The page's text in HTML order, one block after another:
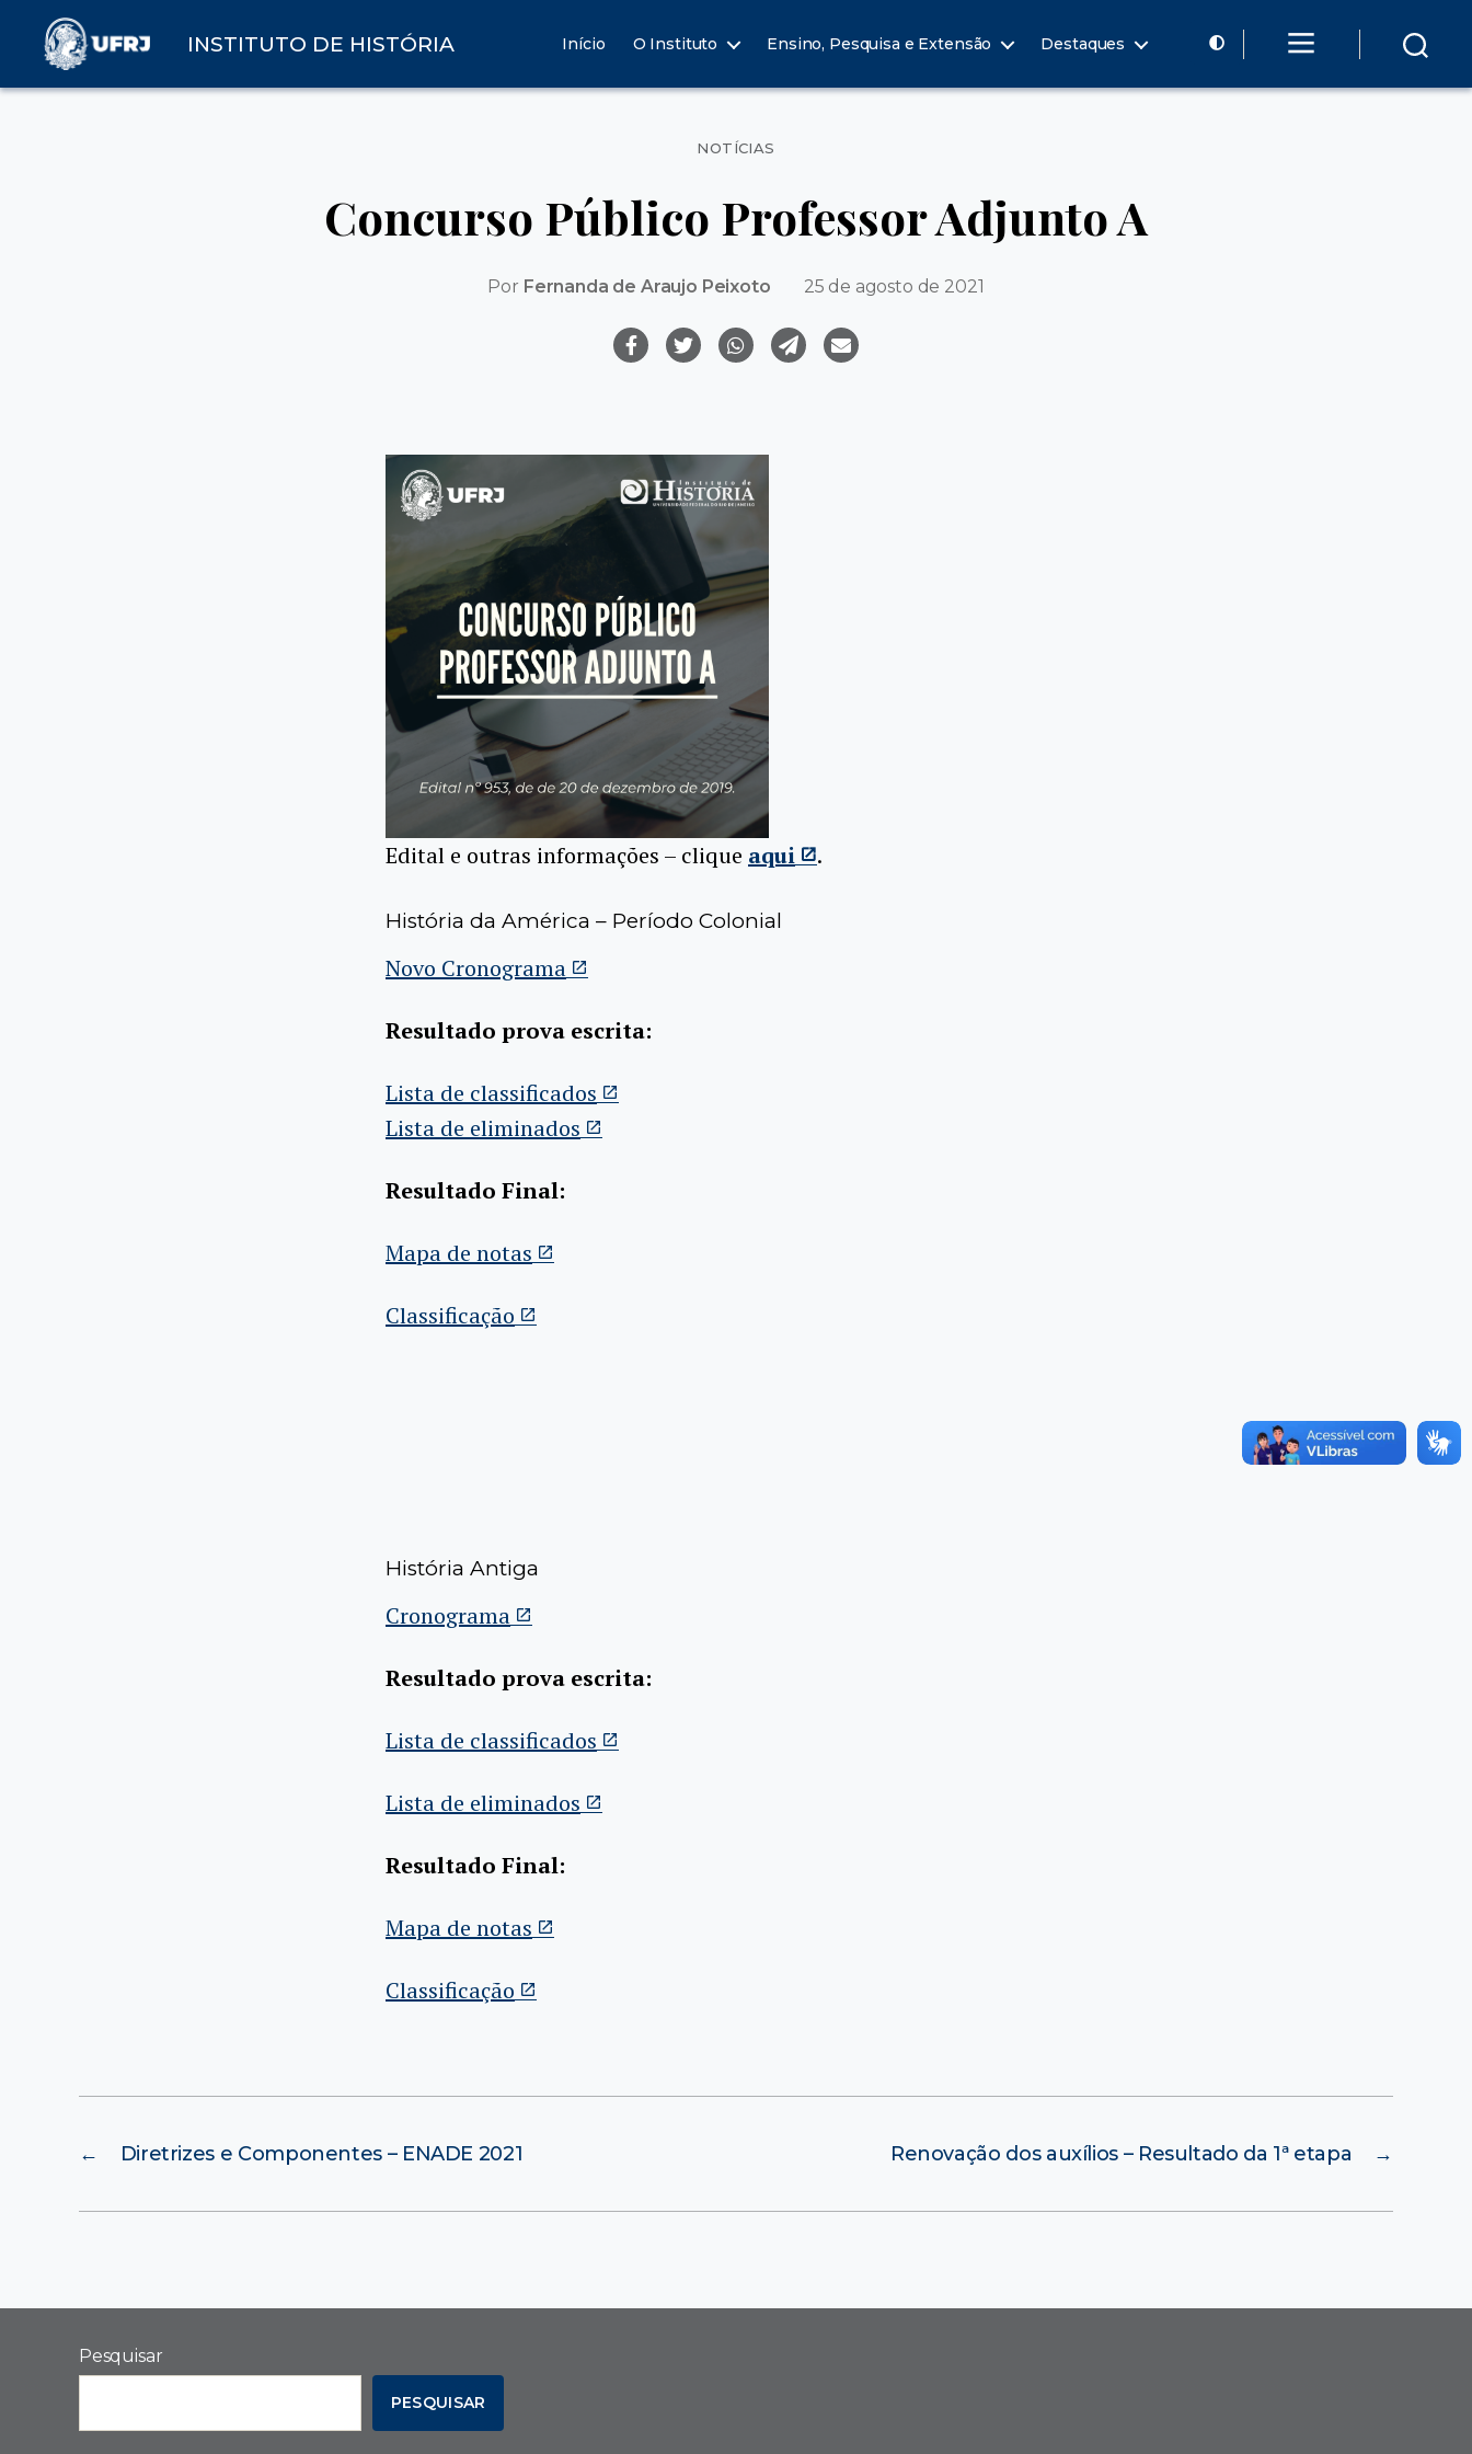
INSTITUTO DE HISTÓRIA Início O Instituto Ensino, Pesquisa e Extensão Destaques
Categorias
NOTÍCIAS
Concurso Público Professor Adjunto A
Por Fernanda de Araujo Peixoto 25 de agosto de 2021
Edital e outras informações – clique aqui .
História da América – Período Colonial
Novo Cronograma
Resultado prova escrita:
Lista de classificados
Lista de eliminados
Resultado Final:
Mapa de notas
Classificação
História Antiga
Cronograma
Resultado prova escrita:
Lista de classificados
Lista de eliminados
Resultado Final:
Mapa de notas
Classificação
← Diretrizes e Componentes – ENADE 2021 →
Renovação dos auxílios – Resultado da 1ª etapa
Pesquisar
PESQUISAR